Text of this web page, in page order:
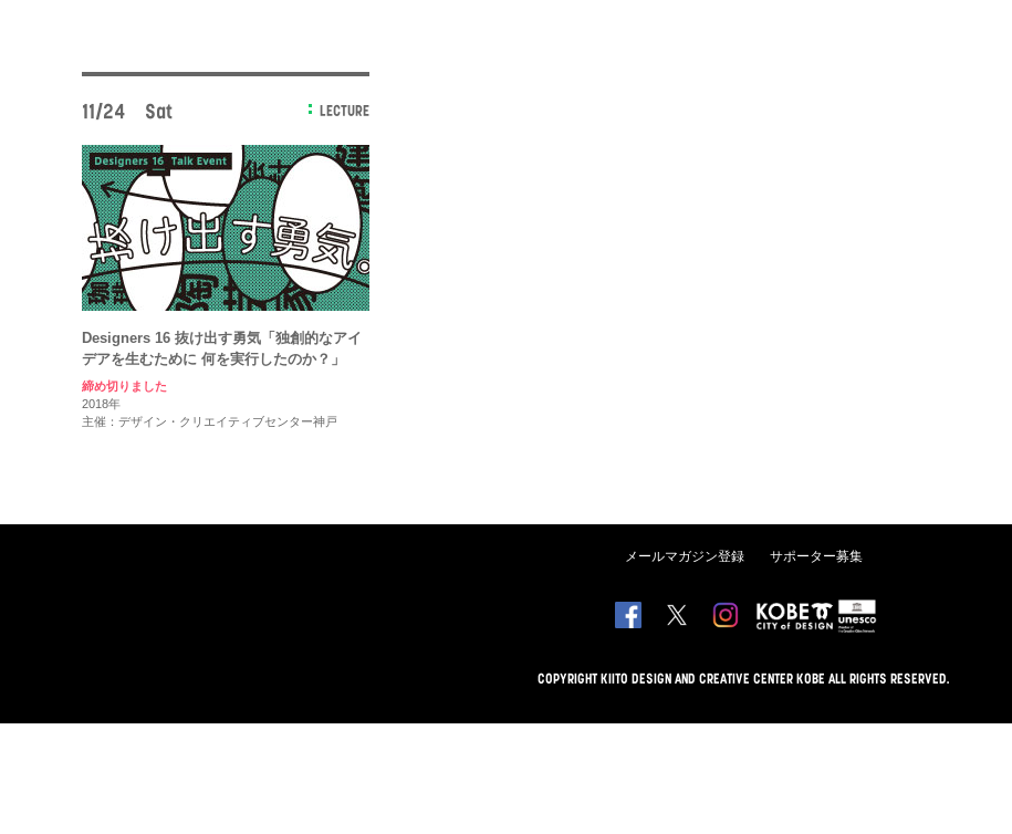
11/24 Sat LECTURE
Designers 16 抜け出す勇気「独創的なアイ
デアを生むために 何を実行したのか？」
締め切りました
2018年
主催：デザイン・クリエイティブセンター神戸
メールマガジン登録 サポーター募集
COPYRIGHT KIITO DESIGN AND CREATIVE CENTER KOBE ALL RIGHTS RESERVED.